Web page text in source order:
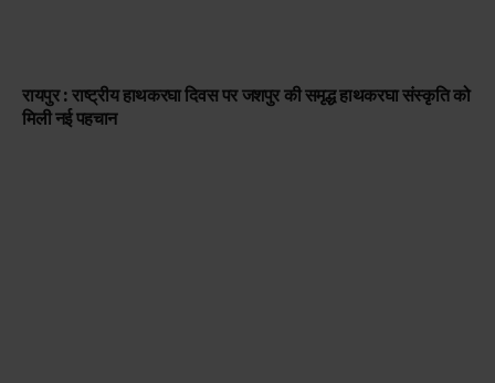
रायपुर : राष्ट्रीय हाथकरघा दिवस पर जशपुर की समृद्ध हाथकरघा संस्कृति को
मिली नई पहचान